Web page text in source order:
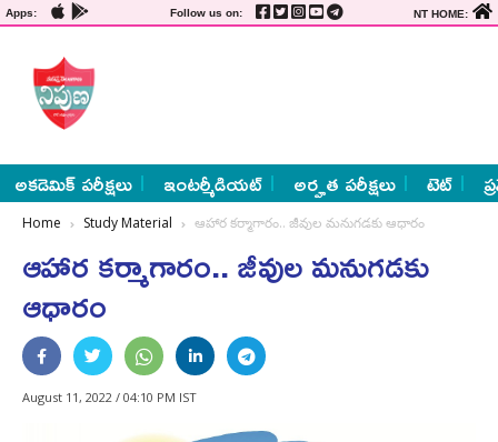
Apps: Follow us on: NT HOME:
అకడెమిక్ పరీక్షలు ఇంటర్మీడియట్ అర్హత పరీక్షలు టెట్
Home Study Material ఆహార కర్మాగారం.. జీవుల మనుగడకు ఆధారం
ఆహార కర్మాగారం.. జీవుల మనుగడకు
ఆధారం
August 11, 2022 / 04:10 PM IST